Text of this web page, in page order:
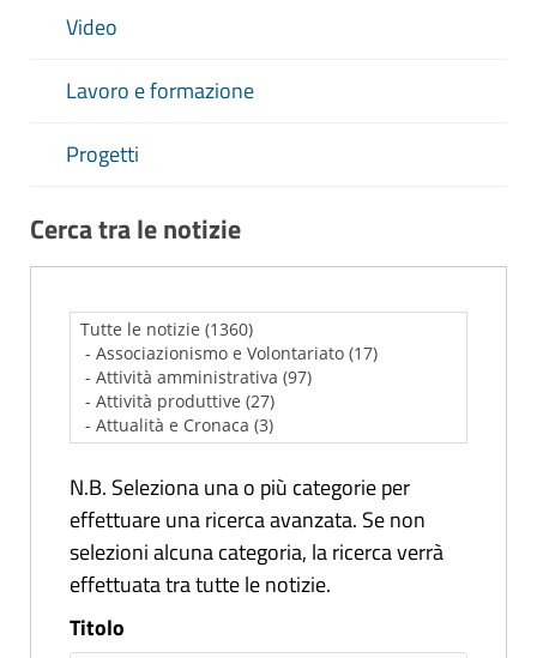
Video
Lavoro e formazione
Progetti
Cerca tra le notizie
N.B. Seleziona una o più categorie per
effettuare una ricerca avanzata. Se non
selezioni alcuna categoria, la ricerca verrà
effettuata tra tutte le notizie.
Titolo